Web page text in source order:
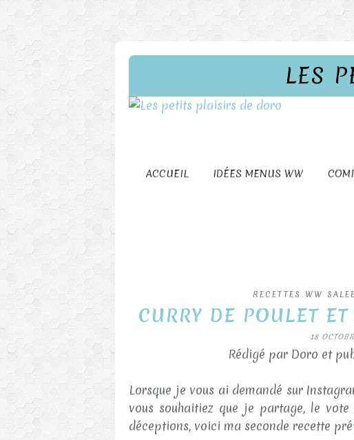
LES
ACCUEIL IDÉES MENUS WW
RECETTES WW
CURRY DE POULET
18
Rédigé par Doro et
Lorsque je vous ai demandé sur
vous souhaitiez que je partage, le
déceptions, voici ma seconde recette